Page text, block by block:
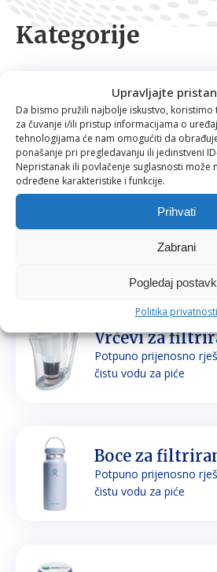
Upravljajte
Da bismo pružili najbolje iskustvo,
za čuvanje i/ili pristup informacijama o
tehnologijama će nam omogućiti da
ponašanje pri pregledavanju ili jedinstveni
Nepristanak ili povlačenje suglasnosti može
određene karakteristike i funkcije.
Prihvati
Zabrani
Pogledaj
Politika privatnosti
Kategorije
Filteri za vodu
Prirodno filtriranje i
piće i kuhanje
Tuš glave
Prirodno filtriranje vode
Vrčevi za
Potpuno prijenosno
čistu vodu za piće
Boce za
Potpuno prijenosno
čistu vodu za piće